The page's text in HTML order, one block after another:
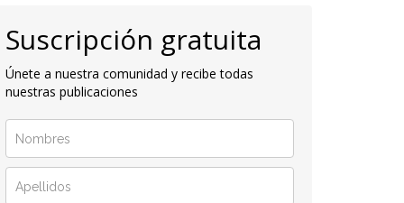
Suscripción gratuita
Únete a nuestra comunidad y recibe todas
nuestras publicaciones